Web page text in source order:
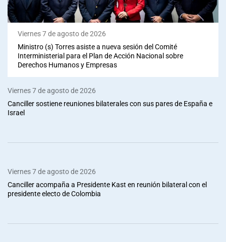
Viernes 7 de agosto de 2026
Ministro (s) Torres asiste a nueva sesión del Comité
Interministerial para el Plan de Acción Nacional sobre
Derechos Humanos y Empresas
Viernes 7 de agosto de 2026
Canciller sostiene reuniones bilaterales con sus pares de España e
Israel
Viernes 7 de agosto de 2026
Canciller acompaña a Presidente Kast en reunión bilateral con el
presidente electo de Colombia